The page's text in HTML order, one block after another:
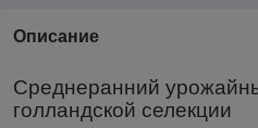
Описание
Среднеранний
голландской селекции